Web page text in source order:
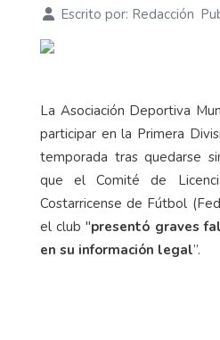
Escrito por: Redacción
La Asociación Deportiva
participar en la Primera
temporada tras quedarse
que el Comité de
Costarricense de Fútbol
el club "presentó graves
en su información legal”.